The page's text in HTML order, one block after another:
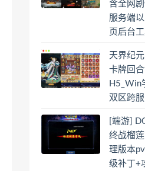
含全网
服务端
页后台
天界纪
卡牌回
H5_Win
双区跨服
[端游]
终战榴
理版本
级补丁+